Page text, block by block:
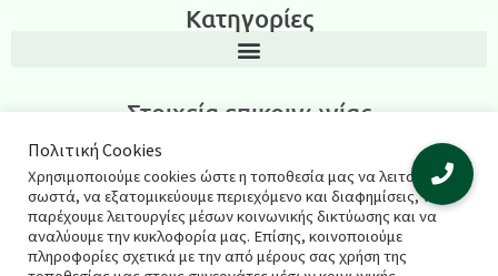
Κατηγορίες
Στοιχεία επικοινωνίας
Λεωνίδα Ιασωνίδου 3, Περιοχή Καμάρα, Θεσσαλονίκη T.K.: 54635
2311270795
salespharmacyshop@gmail.com
Πολιτική Cookies
Χρησιμοποιούμε cookies ώστε η τοποθεσία μας να λειτουργεί
σωστά, να εξατομικεύουμε περιεχόμενο και διαφημίσεις, να
παρέχουμε λειτουργίες μέσων κοινωνικής δικτύωσης και να
αναλύουμε την κυκλοφορία μας. Επίσης, κοινοποιούμε
πληροφορίες σχετικά με την από μέρους σας χρήση της